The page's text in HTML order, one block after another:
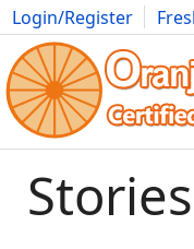
Login/Register
Movies Anime Music